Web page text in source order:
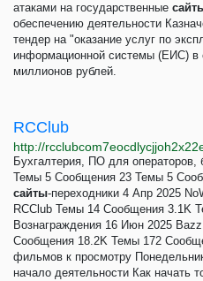
атаками на государственные
обеспечению деятельности
тендер на "оказание услуг по
информационной системы (ЕИС) в
миллионов рублей.
RCClub
Бухгалтерия, ПО для операторов,
Темы 5 Сообщения 23 Темы 5
сайты-переходники 4 Апр 2025
RCClub Темы 14 Сообщения 3.1K
Вознаграждения 16 Июн 2025
Сообщения 18.2K Темы 172
фильмов к просмотру
начало деятельности Как начать